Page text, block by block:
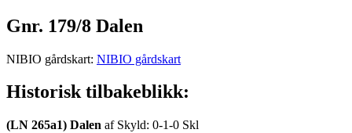
Gnr. 179/8 Dalen
NIBIO gårdskart: NIBIO gårdskart
Historisk tilbakeblikk:
(LN 265a1) Dalen af Skyld: 0-1-0 Skl